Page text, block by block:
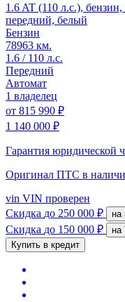
1.6 AT (110 л.с.),
передний, белый
Бензин
78963 км.
1.6 / 110 л.с.
Передний
Автомат
1 владелец
от 815 990 ₽
1 140 000 ₽
Гарантия юридической
Оригинал ПТС в
vin VIN проверен
Скидка до 250 000 ₽
Скидка до 150 000 ₽
Купить в кредит